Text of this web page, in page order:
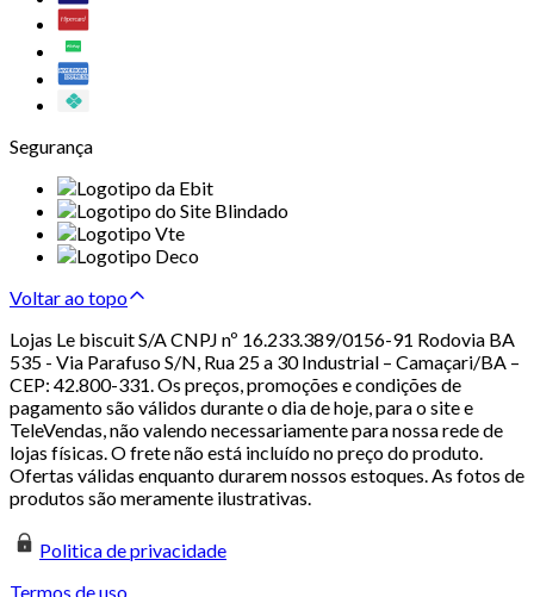
Segurança
Voltar ao topo
Lojas Le biscuit S/A CNPJ nº 16.233.389/0156-91 Rodovia BA
535 - Via Parafuso S/N, Rua 25 a 30 Industrial – Camaçari/BA –
CEP: 42.800-331. Os preços, promoções e condições de
pagamento são válidos durante o dia de hoje, para o site e
TeleVendas, não valendo necessariamente para nossa rede de
lojas físicas. O frete não está incluído no preço do produto.
Ofertas válidas enquanto durarem nossos estoques. As fotos de
produtos são meramente ilustrativas.
Politica de privacidade
Termos de uso